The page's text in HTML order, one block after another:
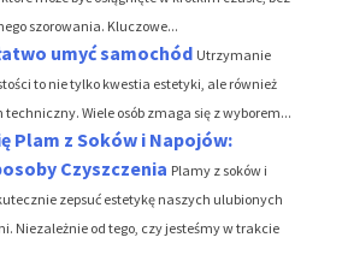
szorowania. Kluczowe...
umyć samochód Utrzymanie
to nie tylko kwestia estetyki, ale również
techniczny. Wiele osób zmaga się z wyborem...
Plam z Soków i Napojów:
Czyszczenia Plamy z soków i
zepsuć estetykę naszych ulubionych
Niezależnie od tego, czy jesteśmy w trakcie